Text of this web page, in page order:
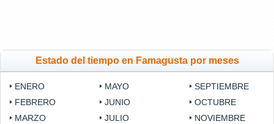
Estado del tiempo en Famagusta por meses
ENERO
FEBRERO
MARZO
MAYO
JUNIO
JULIO
SEPTIEMBRE
OCTUBRE
NOVIEMBRE